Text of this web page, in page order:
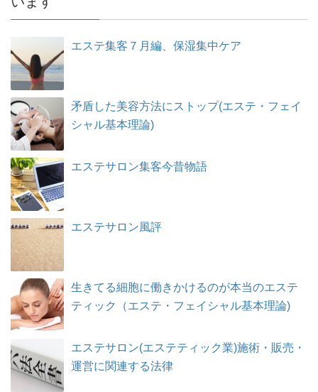
エステ集客７月編、保湿集中ケア
矛盾した美容方法にストップ(エステ・フェイ
シャル基本理論)
エステサロン集客今昔物語
エステサロン風評
生きてる細胞に働きかけるのが本当のエステ
ティック（エステ・フェイシャル基本理論)
エステサロン(エステティック業)施術・販売・
運営に関連する法律